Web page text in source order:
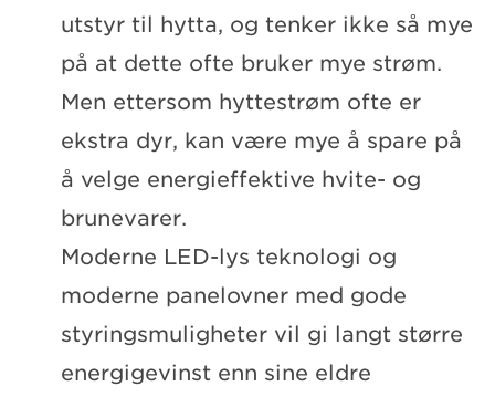
utstyr til hytta, og tenker ikke så mye
på at dette ofte bruker mye strøm.
Men ettersom hyttestrøm ofte er
ekstra dyr, kan være mye å spare på
å velge energieffektive hvite- og
brunevarer.
Moderne LED-lys teknologi og
moderne panelovner med gode
styringsmuligheter vil gi langt større
energigevinst enn sine eldre